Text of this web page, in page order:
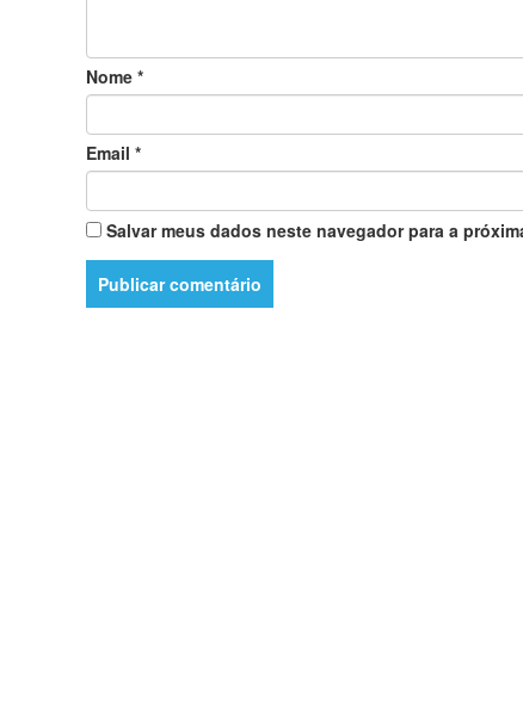
Nome *
Email *
Salvar meus dados neste navegador para a